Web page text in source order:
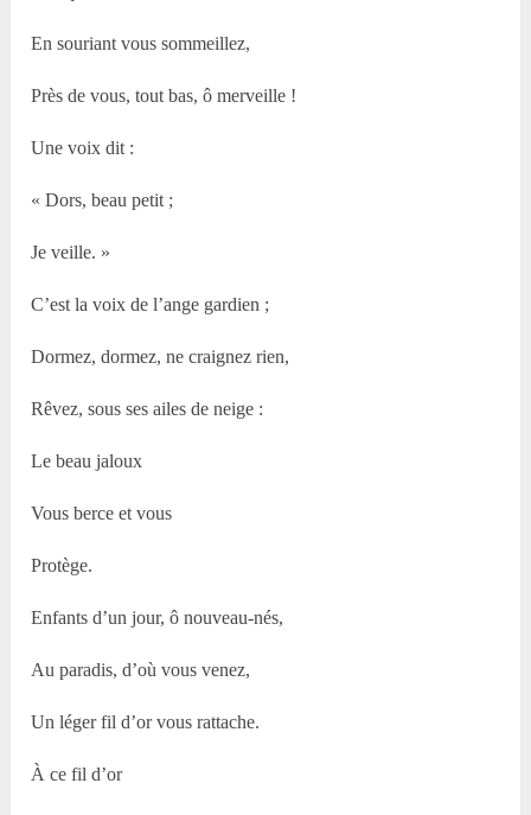
En souriant vous sommeillez,
Près de vous, tout bas, ô merveille !
Une voix dit :
« Dors, beau petit ;
Je veille. »
C’est la voix de l’ange gardien ;
Dormez, dormez, ne craignez rien,
Rêvez, sous ses ailes de neige :
Le beau jaloux
Vous berce et vous
Protège.
Enfants d’un jour, ô nouveau-nés,
Au paradis, d’où vous venez,
Un léger fil d’or vous rattache.
À ce fil d’or